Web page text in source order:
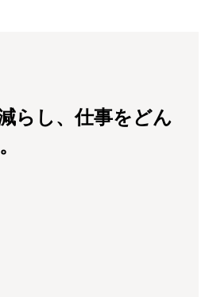
らし、仕事をどん